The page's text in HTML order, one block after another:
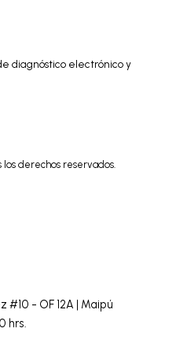
diagnóstico electrónico y
derechos reservados.
- OF 12A | Maipú
hrs.